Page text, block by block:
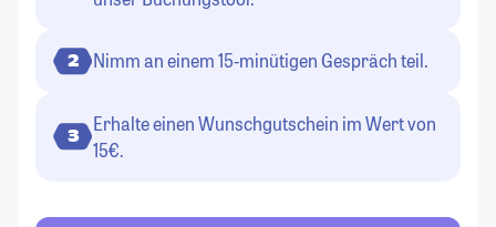
2 Nimm an einem 15-minütigen Gespräch teil.
3
Erhalte einen Wunschgutschein im Wert von
15€.